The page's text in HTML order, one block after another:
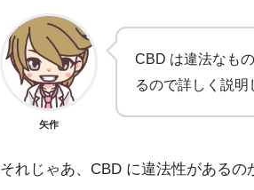
矢作
CBD は違法なも
るので詳しく説明
それじゃあ、CBD に違法性があるの